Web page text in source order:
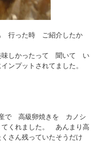
行った時 ご紹介したか
しかったって 聞いて い
プットされてました。
で 高級卵焼きを カノシ
くれました。 あんまり高
さん残っていたそうだけ